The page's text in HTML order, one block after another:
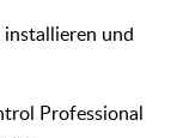
und
Professional